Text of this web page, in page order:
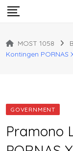
Skip
MOST 1058
Kontingen PORNAS
GOVERNMENT
Pramono